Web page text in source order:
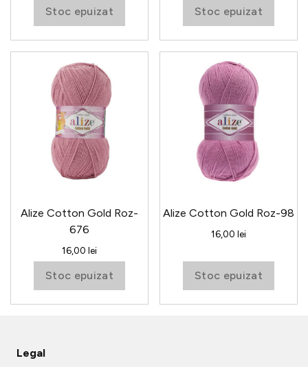
Stoc epuizat Stoc epuizat
Alize Cotton Gold Roz-
676
16,00 lei
Stoc epuizat
Alize Cotton Gold Roz-98
16,00 lei
Stoc epuizat
Legal